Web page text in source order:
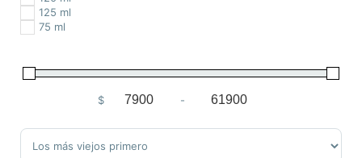
125 ml
75 ml
$ Minimum Price
-Maximum Price
Sort Products